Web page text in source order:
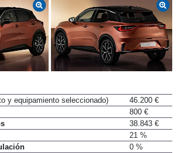
y equipamiento seleccionado)
46.200 €
800 €
38.843 €
21 %
0 %